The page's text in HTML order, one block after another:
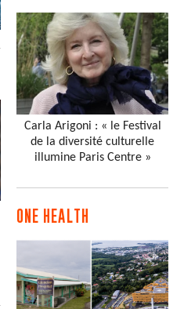
Carla Arigoni : « le Festival
de la diversité culturelle
illumine Paris Centre »
ONE HEALTH